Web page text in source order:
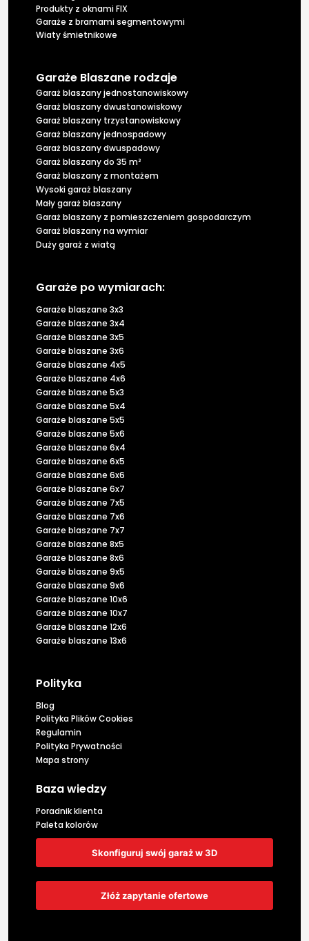
Produkty z oknami FIX
Garaże z bramami segmentowymi
Wiaty śmietnikowe
Garaże Blaszane rodzaje
Garaż blaszany jednostanowiskowy
Garaż blaszany dwustanowiskowy
Garaż blaszany trzystanowiskowy
Garaż blaszany jednospadowy
Garaż blaszany dwuspadowy
Garaż blaszany do 35 m²
Garaż blaszany z montażem
Wysoki garaż blaszany
Mały garaż blaszany
Garaż blaszany z pomieszczeniem gospodarczym
Garaż blaszany na wymiar
Duży garaż z wiatą
Garaże po wymiarach:
Garaże blaszane 3x3
Garaże blaszane 3x4
Garaże blaszane 3x5
Garaże blaszane 3x6
Garaże blaszane 4x5
Garaże blaszane 4x6
Garaże blaszane 5x3
Garaże blaszane 5x4
Garaże blaszane 5x5
Garaże blaszane 5x6
Garaże blaszane 6x4
Garaże blaszane 6x5
Garaże blaszane 6x6
Garaże blaszane 6x7
Garaże blaszane 7x5
Garaże blaszane 7x6
Garaże blaszane 7x7
Garaże blaszane 8x5
Garaże blaszane 8x6
Garaże blaszane 9x5
Garaże blaszane 9x6
Garaże blaszane 10x6
Garaże blaszane 10x7
Garaże blaszane 12x6
Garaże blaszane 13x6
Polityka
Blog
Polityka Plików Cookies
Regulamin
Polityka Prywatności
Mapa strony
Baza wiedzy
Poradnik klienta
Paleta kolorów
Skonfiguruj swój garaż w 3D
Złóż zapytanie ofertowe